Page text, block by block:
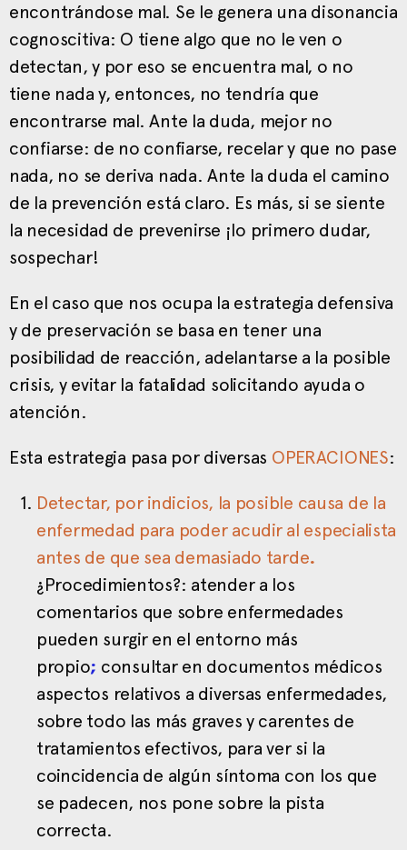
encontrándose mal. Se le genera una disonancia
cognoscitiva: O tiene algo que no le ven o
detectan, y por eso se encuentra mal, o no
tiene nada y, entonces, no tendría que
encontrarse mal. Ante la duda, mejor no
confiarse: de no confiarse, recelar y que no pase
nada, no se deriva nada. Ante la duda el camino
de la prevención está claro. Es más, si se siente
la necesidad de prevenirse ¡lo primero dudar,
sospechar!
En el caso que nos ocupa la estrategia defensiva
y de preservación se basa en tener una
posibilidad de reacción, adelantarse a la posible
crisis, y evitar la fatalidad solicitando ayuda o
atención.
Esta estrategia pasa por diversas OPERACIONES:
Detectar, por indicios, la posible causa de la
enfermedad para poder acudir al especialista
antes de que sea demasiado tarde.
¿Procedimientos?: atender a los
comentarios que sobre enfermedades
pueden surgir en el entorno más
propio; consultar en documentos médicos
aspectos relativos a diversas enfermedades,
sobre todo las más graves y carentes de
tratamientos efectivos, para ver si la
coincidencia de algún síntoma con los que
se padecen, nos pone sobre la pista
correcta.